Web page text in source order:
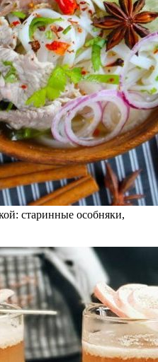
старинные особняки,